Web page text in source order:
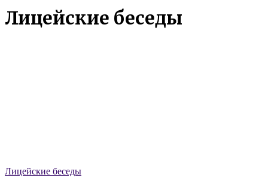
Лицейские беседы
Лицейские беседы